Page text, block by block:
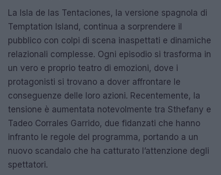
La Isla de las Tentaciones, la versione spagnola di
Temptation Island, continua a sorprendere il
pubblico con colpi di scena inaspettati e dinamiche
relazionali complesse. Ogni episodio si trasforma in
un vero e proprio teatro di emozioni, dove i
protagonisti si trovano a dover affrontare le
conseguenze delle loro azioni. Recentemente, la
tensione è aumentata notevolmente tra Sthefany e
Tadeo Corrales Garrido, due fidanzati che hanno
infranto le regole del programma, portando a un
nuovo scandalo che ha catturato l’attenzione degli
spettatori.